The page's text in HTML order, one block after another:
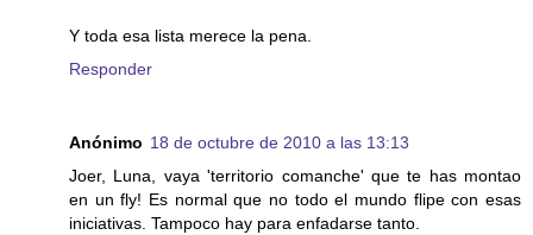
Y toda esa lista merece la pena.
Responder
Anónimo 18 de octubre de 2010 a las 13:13
Joer, Luna, vaya 'territorio comanche' que te has montao
en un fly! Es normal que no todo el mundo flipe con esas
iniciativas. Tampoco hay para enfadarse tanto.